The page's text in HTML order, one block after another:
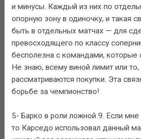
и минусы. Каждый из них по
опорную зону в одиночку, и такая
быть в отдельных матчах — для
превосходящего по классу
бесполезна с командами, которые
Не знаю, всему виной лимит или то,
рассматриваются покупки. Эта
борьбе за чемпионство!
5- Барко в роли ложной 9. Если
то Карседо использовал данный